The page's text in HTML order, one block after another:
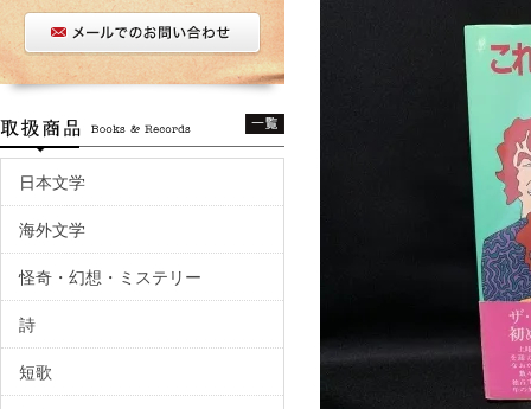
日本文学
海外文学
怪奇・幻想・ミステリー
詩
短歌